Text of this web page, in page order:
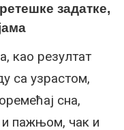
задатке,
као резултат
са узрастом,
сна,
и пажњом, чак и